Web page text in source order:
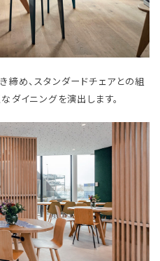
め、スタンダードチェアとの組
ダイニングを演出します。